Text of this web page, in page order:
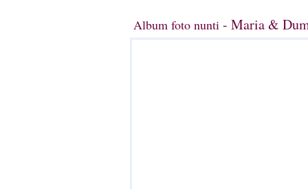
Album foto nunti - Maria &